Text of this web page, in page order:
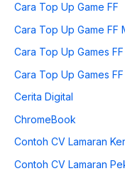
Cara Top Up Game FF
Cara Top Up Game FF
Cara Top Up Games FF
Cara Top Up Games
Cerita Digital
ChromeBook
Contoh CV Lamaran
Contoh CV Lamaran